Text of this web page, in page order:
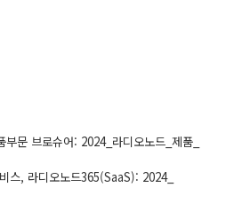
부문 브로슈어: 2024_라디오노드_제품_
스, 라디오노드365(SaaS): 2024_